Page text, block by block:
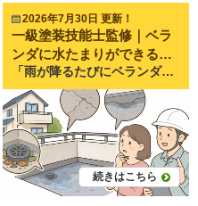
2026年7月30日 更新！
一級塗装技能士監修｜ベラ
ンダに水たまりができる原
因とは？放置してはいけな
い理由と対策を解説
「雨が降るたびにベランダに水たまりができる」 「なかなか水が引かないけど大丈夫？」 「これって雨漏りの前兆？」 このような不安を感じたことはありませんか。 ベランダは屋根がないことも多く、雨風や紫外線の影響を直接受ける場所です。そのため、住宅の中でも劣化しやすい部分の一つです。 実際に岡山県倉敷市・岡山市で外壁塗装や防水工事を行うペイントプロ美達でも、 「ベランダに水が溜まるようになった」 「掃除しても改善しない」 「防水工事が必要なのか知りたい」 というご相談を多くいただきます。 実は、水たまりは単なる雨水ではなく、防水機能の低下や排水不良を知らせるサインになっていることがあります。 今回は、水たまりができる原因や放置するリスク、確認方法について分かりやすく解説します。 ベランダに水たまりができるのは異常なの？ 雨上がりに少し残る程度なら問題ないケースもある 大雨の直後であれば、少量の水が一時的に残ることは珍しくありません。 時間の経過とともに自然に排水され、数十分から数時間程度で乾くようであれば、すぐに大きな問題とは限りません。 しかし、翌日になっても水が残っていたり、毎回同じ場所に大きな水たまりができる場合は注意が必要です。 長時間残る水たまりは注意が必要 ベランダには「勾配（こうばい）」があります。 勾配とは、水が自然に排水口へ流れるようにつけられた緩やかな傾斜のことです。 この勾配が正常であれば、水は自然に排水口へ流れていきます。 水が残るということは、 排水できていない ベランダが沈んでいる 防水層が傷んでいる などの可能性があります。 ベランダに水たまりができる主な原因 排水口（ドレン）の詰まり 最も多い原因が排水口の詰まりです。 ベランダには落ち葉や砂、土、ホコリ、鳥の羽などが少しずつ溜まります。 これらが排水口を塞ぐことで、水が流れなくなります。 ペイントプロ美達でも点検に伺うと、 「防水工事が必要かと思ったら、排水口の掃除だけで改善した」 というケースも少なくありません。 台風や強風の後は特に詰まりやすいため、定期的な掃除がおすすめです。 防水層の劣化・へこみ ベランダには防水層という水を通さない膜があります。 この防水層は、 紫外線 雨 気温差 によって少しずつ傷んでいきます。 劣化すると、 一部分がへこむ 表面が波打つ 水が流れにくくなる という状態になります。 結果として水が同じ場所に溜まりやすくなります。 ベランダの勾配不足 新築時には適切な勾配が確保されていますが、 長年使用することで、 下地が変形する 防水工事を重ねる モルタルが沈む などにより勾配が変化することがあります。 わずか数ミリの違いでも、水の流れは大きく変わります。 建物のゆがみや経年変化 住宅は年月とともに少しずつ動きます。 地盤や建物全体の変化によってベランダの傾きが変わるケースもあります。 築20年以上のお住まいでは、このようなケースも珍しくありません。 水たまりを放置すると起こるトラブル 防水層の劣化が早まる 水が長時間残ることで、防水層は常に湿った状態になります。 乾燥と湿潤を繰り返すことで、 ひび割れ 膨れ 剥がれ などの劣化が進みやすくなります。 雨漏りの原因になる 防水層が傷んだまま放置すると、 少しずつ水が内部へ浸入するようになります。 ベランダの下が リビング 和室 子ども部屋 になっている住宅では、天井から雨漏りするケースもあります。 雨漏りは発生してからでは修理範囲が広がりやすいため、早めの対応が大切です。 コケ・カビ・汚れが発生しやすくなる 常に湿った状態が続くと、 コケ カビ 黒ずみ が発生しやすくなります。 見た目が悪くなるだけでなく、滑りやすくなって転倒の危険もあります。 自分でできるチェックポイント 排水口にゴミが詰まっていないか まずは排水口を確認しましょう。 落ち葉や砂が詰まっていれば掃除するだけで改善することがあります。 掃除後に水を流してスムーズに排水されるか確認すると分かりやすいでしょう。 防水層にひび割れや膨れはないか ベランダの床をよく見ると、 ひび 膨らみ 剥がれ が見つかることがあります。 こうした症状は防水層の寿命が近づいているサインです。 水たまりが毎回同じ場所にできるか 雨が降るたびに同じ位置へ水が溜まる場合は、 勾配や防水層の変形が考えられます。 写真を撮って記録しておくと、点検時にも状況が伝わりやすくなります。 修理やメンテナンスが必要になるケース 清掃だけで改善するケース 次のような場合は比較的軽症です。 排水口の掃除不足 落ち葉の詰まり 一時的な汚れ この場合は清掃だけで改善することもあります。 防水工事が必要になるケース 次の症状があれば、防水工事を検討した方が安心です。 防水層が膨れている ひび割れている 剥がれている 水たまりが何日も残る 雨漏りが発生している ウレタン防水やFRP防水など、ベランダの状態に合わせた工法を選ぶことで、防水性能を回復できます。 早めの点検で費用を抑えられることも ペイントプロ美達でも、 「もっと早く相談していれば簡単な補修で済んだのに…」 というケースを何度も見てきました。 防水工事は下地まで傷む前なら補修範囲が小さく済むことも多く、結果的に費用を抑えられる場合があります。 ベランダに水たまりができるようになったというご相談では、排水口の清掃や部分補修だけで改善した例もあれば、防水層全体の劣化が進行していて全面改修が必要だった例もあります。実際に現地を確認してみないと原因は判断できないため、症状が軽いうちの点検が重要です。 まとめ｜小さな水たまりでも早めの確認がおすすめ ベランダの水たまりは、 排水口の詰まり 防水層の劣化 勾配不足 建物の経年変化 など、さまざまな原因で発生します。 「そのうち乾くから大丈夫」と放置していると、防水層の傷みが進み、やがて雨漏りや大規模な修繕につながることもあります。 岡山県は梅雨や台風、突然の豪雨も多く、防水性能が住まいを守るうえで非常に重要です。 もし「最近、水たまりが残るようになった」「掃除をしても改善しない」と感じたら、一度専門業者に状態を確認してもらうことをおすすめします。 ペイントプロ美達では、岡山県倉敷市・岡山市を中心に、ベランダ防水や外壁・屋根の点検を行っています。お住まいの状態を確認し、本当に必要な補修だけをご提案していますので、防水工事が必要かどうか判断に迷われている方も、お気軽にご相談ください。早めの点検が、大切なお住まいを長く守る第一歩になります。
続きはこちら